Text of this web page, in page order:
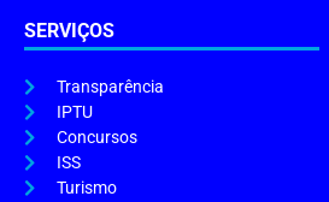
SERVIÇOS
Transparência
IPTU
Concursos
ISS
Turismo